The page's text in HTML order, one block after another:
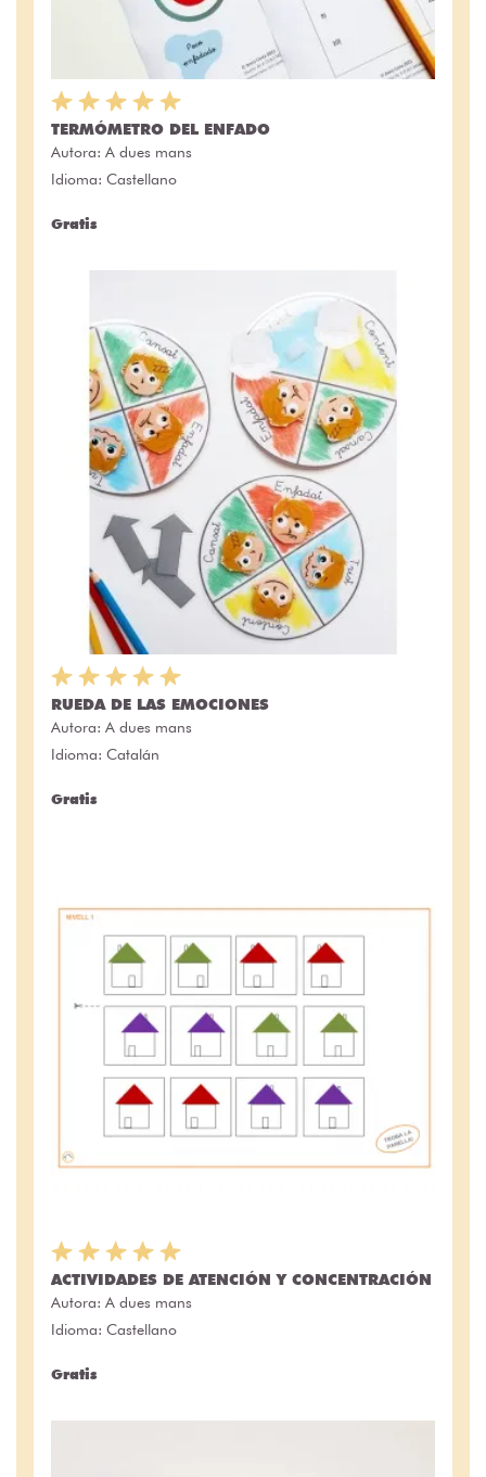
TERMÓMETRO DEL ENFADO
Autora: A dues mans
Idioma: Castellano
Gratis
RUEDA DE LAS EMOCIONES
Autora: A dues mans
Idioma: Catalán
Gratis
ACTIVIDADES DE ATENCIÓN Y CONCENTRACIÓN
Autora: A dues mans
Idioma: Castellano
Gratis